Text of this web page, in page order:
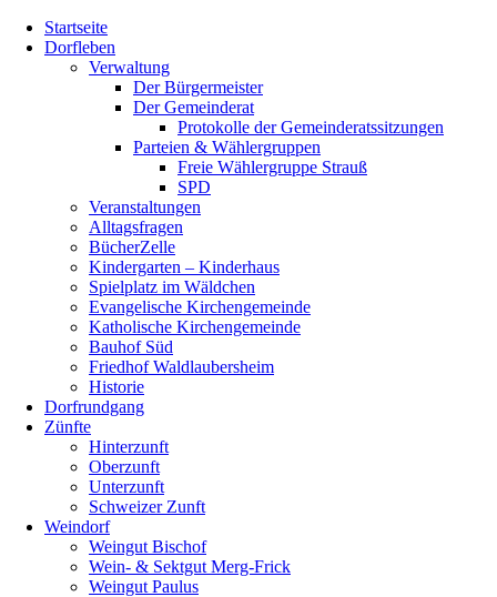
oben
scrollen
Startseite
Dorfleben
Verwaltung
Der Bürgermeister
Der Gemeinderat
Protokolle der Gemeinderatssitzungen
Parteien & Wählergruppen
Freie Wählergruppe Strauß
SPD
Veranstaltungen
Alltagsfragen
BücherZelle
Kindergarten – Kinderhaus
Spielplatz im Wäldchen
Evangelische Kirchengemeinde
Katholische Kirchengemeinde
Bauhof Süd
Friedhof Waldlaubersheim
Historie
Dorfrundgang
Zünfte
Hinterzunft
Oberzunft
Unterzunft
Schweizer Zunft
Weindorf
Weingut Bischof
Wein- & Sektgut Merg-Frick
Weingut Paulus